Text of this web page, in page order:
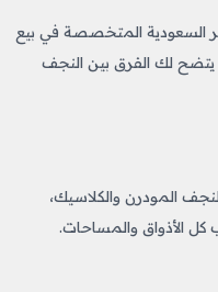
السعودية المتخصصة في بيع
يتضح لك الفرق بين النجف
المودرن والكلاسيك،
كل الأذواق والمساحات.